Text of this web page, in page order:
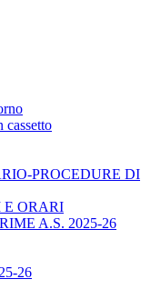
PROCEDURE DI
E ORARI
A.S. 2025-26
26